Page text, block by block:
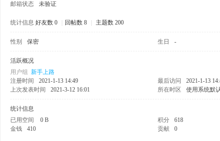
邮箱状态
未验证
统计信息 好友数 0 回帖数 8 主题数 200
性别 保密 生日 -
活跃概况
用户组 新手上路
注册时间
2021-1-13 14:49 最后访问
2021-1-13
上次发表时间
2021-3-12 16:01 所在时区 使用系统默
统计信息
已用空间
0 B 积分
618
金钱
410 贡献 0